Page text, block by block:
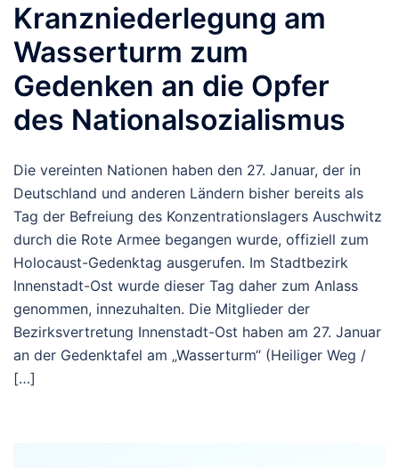
Kranzniederlegung am
Wasserturm zum
Gedenken an die Opfer
des Nationalsozialismus
Die vereinten Nationen haben den 27. Januar, der in
Deutschland und anderen Ländern bisher bereits als
Tag der Befreiung des Konzentrationslagers Auschwitz
durch die Rote Armee begangen wurde, offiziell zum
Holocaust-Gedenktag ausgerufen. Im Stadtbezirk
Innenstadt-Ost wurde dieser Tag daher zum Anlass
genommen, innezuhalten. Die Mitglieder der
Bezirksvertretung Innenstadt-Ost haben am 27. Januar
an der Gedenktafel am „Wasserturm“ (Heiliger Weg /
[…]